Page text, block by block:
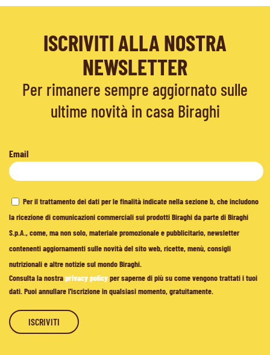
ISCRIVITI ALLA NOSTRA
NEWSLETTER
Per rimanere sempre aggiornato sulle
ultime novità in casa Biraghi
Email
Per il trattamento dei dati per le finalità indicate nella sezione b, che includono
la ricezione di comunicazioni commerciali sui prodotti Biraghi da parte di Biraghi
S.p.A., come, ma non solo, materiale promozionale e pubblicitario, newsletter
contenenti aggiornamenti sulle novità del sito web, ricette, menù, consigli
nutrizionali e altre notizie sul mondo Biraghi.
Consulta la nostraprivacy policyper saperne di più su come vengono trattati i tuoi
dati. Puoi annullare l'iscrizione in qualsiasi momento, gratuitamente.